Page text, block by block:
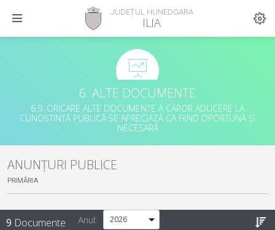
JUDEȚUL HUNEDOARA
ILIA
6. ALTE DOCUMENTE
6.9. ORICARE ALTE DOCUMENTE A CĂROR ADUCERE LA
CUNOȘTINȚĂ PUBLICĂ SE APRECIAZĂ CA FIIND OPORTUNĂ ȘI
NECESARĂ
ANUNȚURI PUBLICE
PRIMĂRIA
9 Documente Anul: